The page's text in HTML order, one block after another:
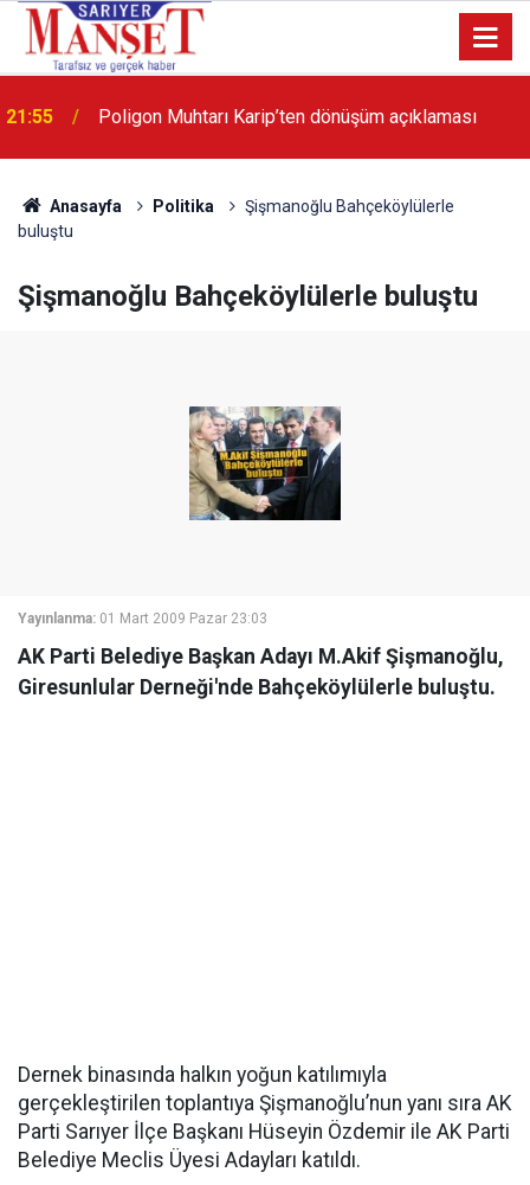
13:36 'Poligon'da İstanbul'a örnek proje gerçekleştirilecek'
Anasayfa Politika
Şişmanoğlu Bahçeköylülerle
buluştu
Şişmanoğlu Bahçeköylülerle buluştu
Yayınlanma: 01 Mart 2009 Pazar 23:03
AK Parti Belediye Başkan Adayı M.Akif Şişmanoğlu,
Giresunlular Derneği'nde Bahçeköylülerle buluştu.
Dernek binasında halkın yoğun katılımıyla
gerçekleştirilen toplantıya Şişmanoğlu’nun yanı sıra AK
Parti Sarıyer İlçe Başkanı Hüseyin Özdemir ile AK Parti
Belediye Meclis Üyesi Adayları katıldı.